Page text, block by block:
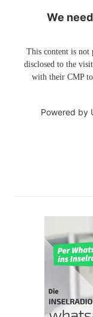
We
This content is not
disclosed to the
with their CMP
Powered by